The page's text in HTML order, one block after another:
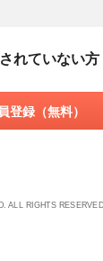
れていない方
登録（無料）
ALL RIGHTS RESERVED